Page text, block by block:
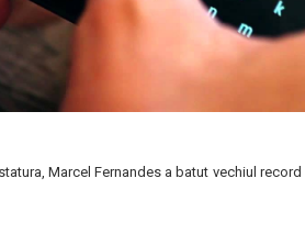
Marcel Fernandes a batut vechiul